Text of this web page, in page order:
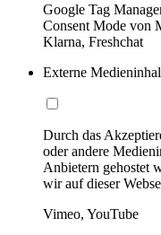
Google Tag
Consent Mode von
Klarna, Freshchat
Externe
Durch das
oder andere
Anbietern gehostet
wir auf dieser
Vimeo, YouTube